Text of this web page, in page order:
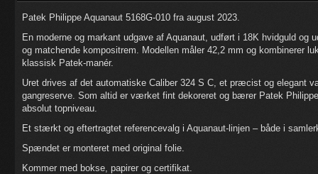
Patek Philippe Aquanaut 5168G-010 fra august 2023.
En moderne og markant udgave af Aquanaut, udført i 18K hvidguld og
og matchende kompositrem. Modellen måler 42,2 mm og kombinerer
klassisk Patek-manér.
Uret drives af det automatiske Caliber 324 S C, et præcist og elegant
gangreserve. Som altid er værket fint dekoreret og bærer Patek
absolut topniveau.
Et stærkt og eftertragtet referencevalg i Aquanaut-linjen – både i
Spændet er monteret med original folie.
Kommer med bokse, papirer og certifikat.